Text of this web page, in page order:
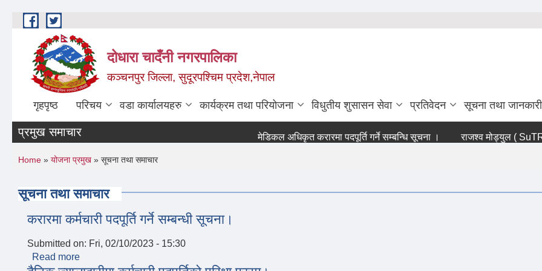
Skip to main content
दोधारा चादँनी नगरपालिका
कञ्चनपुर जिल्ला, सुदूरपश्चिम प्रदेश,नेपाल
गृहपृष्ठ परिचय वडा कार्यालयहरु कार्यक्रम तथा परियोजना विधुतीय शुसासन सेवा प्रतिवेदन सूचना तथा जानकारी
प्रमुख समाचार मेडिकल अधिकृत करारमा पदपूर्ति गर्ने सम्बन्धि सूचना । राजश्व मोड्युल ( SuTRA
You are here
Home » योजना प्रमुख » सूचना तथा समाचार
सूचना तथा समाचार
करारमा कर्मचारी पदपूर्ति गर्ने सम्बन्धी सूचना।
Submitted on: Fri, 02/10/2023 - 15:30
Read more